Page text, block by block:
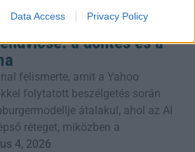
Data Access Privacy Policy
a döntés és a
felismerte, amit a Yahoo
folytatott beszélgetés során
átalakul, ahol az AI
réteget, miközben a
4, 2026